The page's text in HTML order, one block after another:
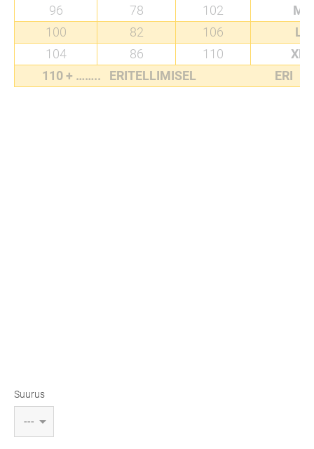
96
78 102
M
100
82 106
L
104
86 110
XL
110 + …….. ERITELLIMISEL ERI
Suurus